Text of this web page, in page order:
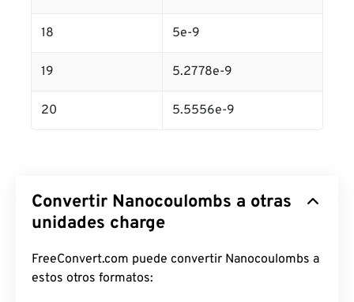
18 5e-9
19 5.2778e-9
20 5.5556e-9
Convertir Nanocoulombs a otras
unidades charge
FreeConvert.com puede convertir Nanocoulombs a
estos otros formatos: